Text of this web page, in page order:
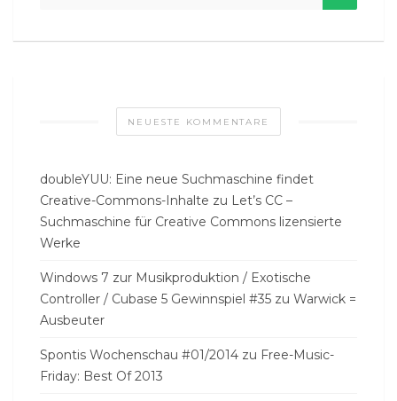
NEUESTE KOMMENTARE
doubleYUU: Eine neue Suchmaschine findet
Creative-Commons-Inhalte zu Let’s CC –
Suchmaschine für Creative Commons lizensierte
Werke
Windows 7 zur Musikproduktion / Exotische
Controller / Cubase 5 Gewinnspiel #35 zu Warwick =
Ausbeuter
Spontis Wochenschau #01/2014 zu Free-Music-
Friday: Best Of 2013